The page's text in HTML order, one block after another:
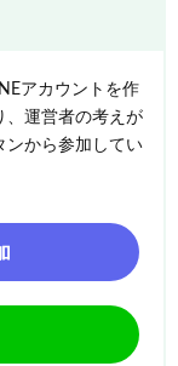
アカウントを作
、運営者の考えが
ンから参加してい